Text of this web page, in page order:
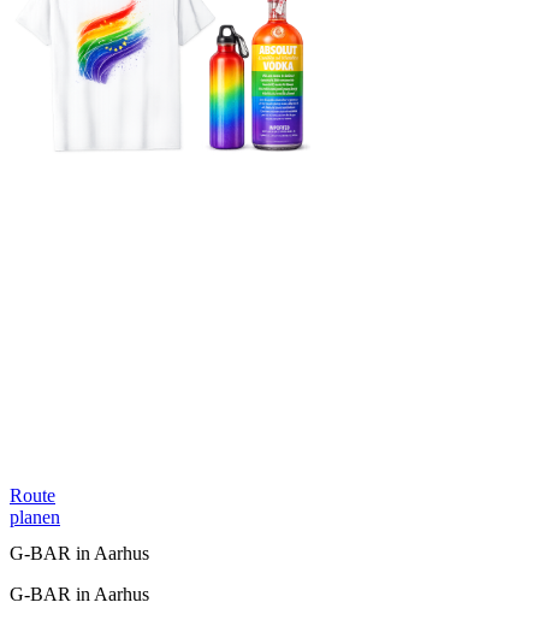
Route
planen
G-BAR in Aarhus
G-BAR in Aarhus